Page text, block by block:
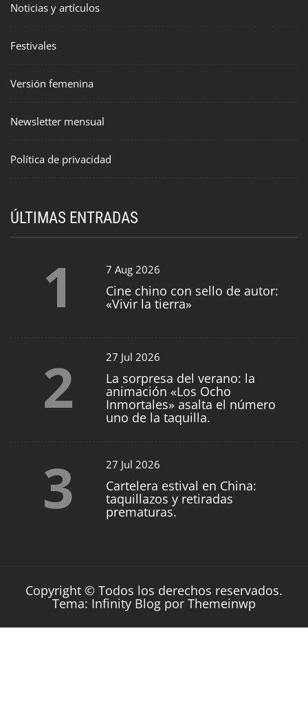
Noticias y artículos
Festivales
Versión femenina
Newsletter mensual
Política de privacidad
ÚLTIMAS ENTRADAS
1 7 Aug 2026
Cine chino con sello de autor:
«Vivir la tierra»
2 27 Jul 2026
La sorpresa del verano: la
animación «Los Ocho
Inmortales» asalta el número
uno de la taquilla.
3 27 Jul 2026
Cartelera estival en China:
taquillazos y retiradas
prematuras.
Copyright © Todos los derechos reservados.
Tema: Infinity Blog por Themeinwp